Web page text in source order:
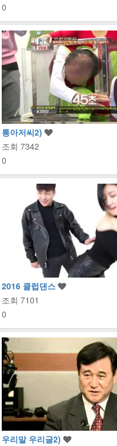
0
통아저씨2)
조회 7342
0
2016 클럽댄스
조회 7101
0
우리말 우리글2)